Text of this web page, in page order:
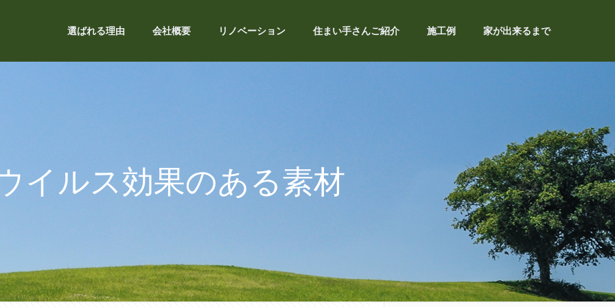
選ばれる理由 会社概要 リノベーション 住まい手さんご紹介 施工例 家が出来るまで
イルス効果のある素材